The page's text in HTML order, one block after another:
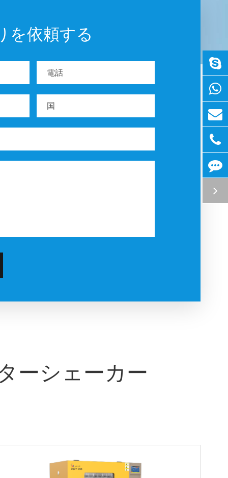
を依頼する
ーシェーカー